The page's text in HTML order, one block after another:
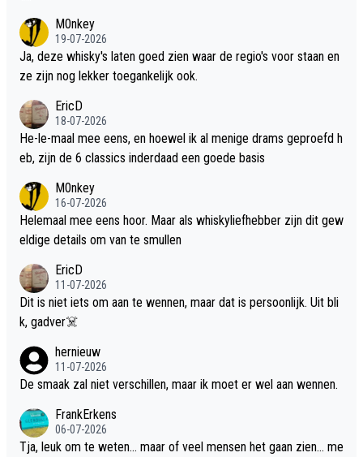
M0nkey
19-07-2026
Ja, deze whisky's laten goed zien waar de regio's voor staan en
ze zijn nog lekker toegankelijk ook.
EricD
18-07-2026
He-le-maal mee eens, en hoewel ik al menige drams geproefd h
eb, zijn de 6 classics inderdaad een goede basis
M0nkey
16-07-2026
Helemaal mee eens hoor. Maar als whiskyliefhebber zijn dit gew
eldige details om van te smullen
EricD
11-07-2026
Dit is niet iets om aan te wennen, maar dat is persoonlijk. Uit bli
k, gadver☠️
hernieuw
11-07-2026
De smaak zal niet verschillen, maar ik moet er wel aan wennen.
FrankErkens
06-07-2026
Tja, leuk om te weten... maar of veel mensen het gaan zien... me